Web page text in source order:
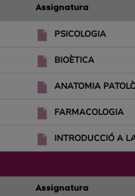
Assignatura
PSICOLOGIA
BIOÈTICA
ANATOMIA
FARMACOLOGIA
INTRODUCCIÓ A
Assignatura